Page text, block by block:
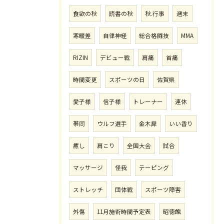
食欲の秋 読書の秋 秋.行事 週末
寒暖差 自律神経 総合格闘技 MMA
RIZIN デビュー戦 肩痛 首痛
時間変更 スポーツの日 佐賀県
愛子様 信子様 トレーナー 連休
帯同 ウルフ選手 金木犀 いい香り
癒し 肩こり 全国大会 試合
マッサージ 怪我 テーピング
ストレッチ 団体戦 スポーツ障害
外傷 11月施術時間予定表 昭徳館